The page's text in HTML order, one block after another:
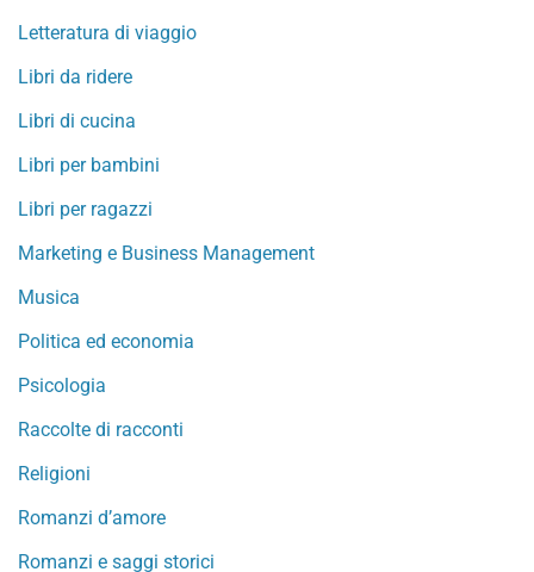
Letteratura di viaggio
Libri da ridere
Libri di cucina
Libri per bambini
Libri per ragazzi
Marketing e Business Management
Musica
Politica ed economia
Psicologia
Raccolte di racconti
Religioni
Romanzi d’amore
Romanzi e saggi storici